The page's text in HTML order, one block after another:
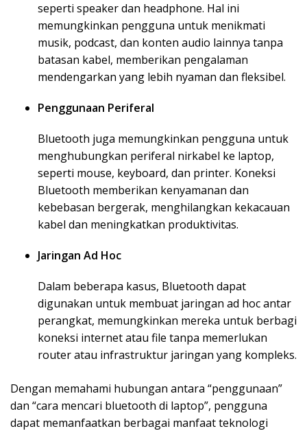
seperti speaker dan headphone. Hal ini
memungkinkan pengguna untuk menikmati
musik, podcast, dan konten audio lainnya tanpa
batasan kabel, memberikan pengalaman
mendengarkan yang lebih nyaman dan fleksibel.
Penggunaan Periferal
Bluetooth juga memungkinkan pengguna untuk
menghubungkan periferal nirkabel ke laptop,
seperti mouse, keyboard, dan printer. Koneksi
Bluetooth memberikan kenyamanan dan
kebebasan bergerak, menghilangkan kekacauan
kabel dan meningkatkan produktivitas.
Jaringan Ad Hoc
Dalam beberapa kasus, Bluetooth dapat
digunakan untuk membuat jaringan ad hoc antar
perangkat, memungkinkan mereka untuk berbagi
koneksi internet atau file tanpa memerlukan
router atau infrastruktur jaringan yang kompleks.
Dengan memahami hubungan antara “penggunaan”
dan “cara mencari bluetooth di laptop”, pengguna
dapat memanfaatkan berbagai manfaat teknologi